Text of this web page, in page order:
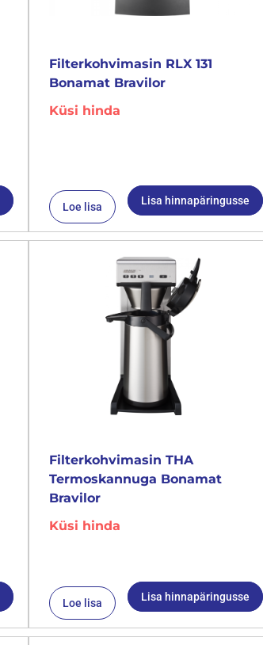
Filterkohvimasin RLX 131
Bonamat Bravilor
Küsi hinda
Loe lisa Lisa hinnapäringusse
Filterkohvimasin THA
Termoskannuga Bonamat
Bravilor
Küsi hinda
Loe lisa Lisa hinnapäringusse